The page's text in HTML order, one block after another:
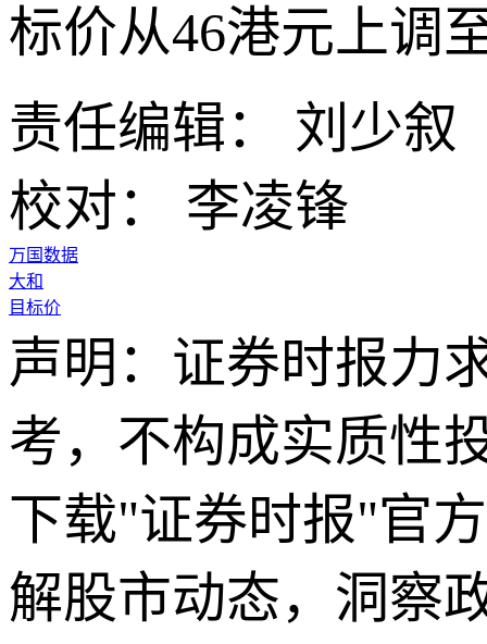
标价从46港元上调
责任编辑： 刘少叙
校对： 李凌锋
万国数据
大和
目标价
声明：证券时报力
考，不构成实质性
下载"证券时报"官
解股市动态，洞察